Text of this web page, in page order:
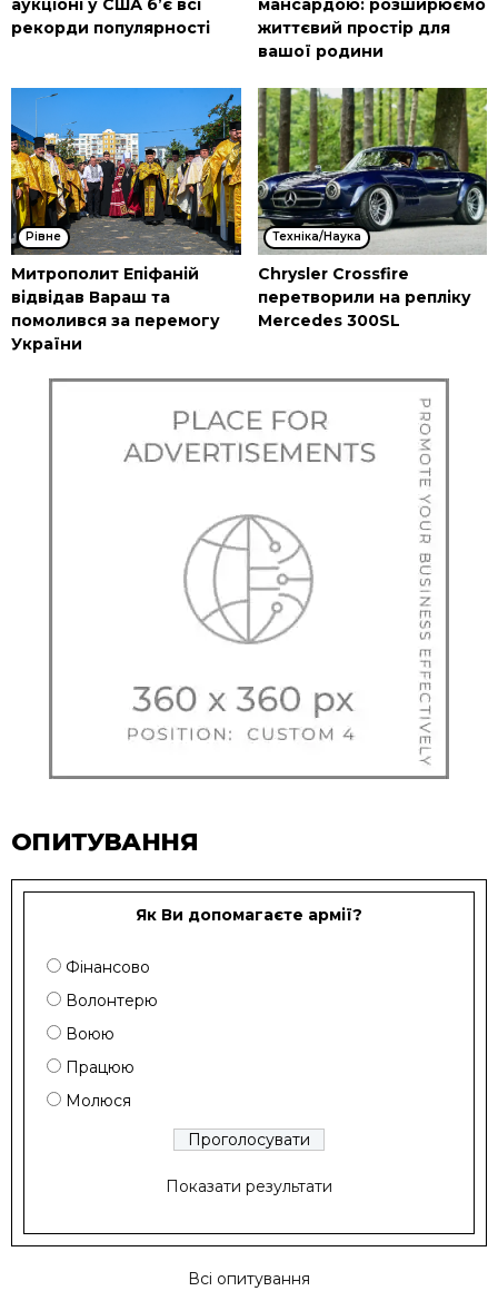
аукціоні у США б’є всі
рекорди популярності
мансардою: розширюємо
життєвий простір для
вашої родини
Рівне
Митрополит Епіфаній
відвідав Вараш та
помолився за перемогу
України
Техніка/Наука
Chrysler Crossfire
перетворили на репліку
Mercedes 300SL
ОПИТУВАННЯ
Як Ви допомагаєте армії?
Фінансово
Волонтерю
Воюю
Працюю
Молюся
Показати результати
Всі опитування